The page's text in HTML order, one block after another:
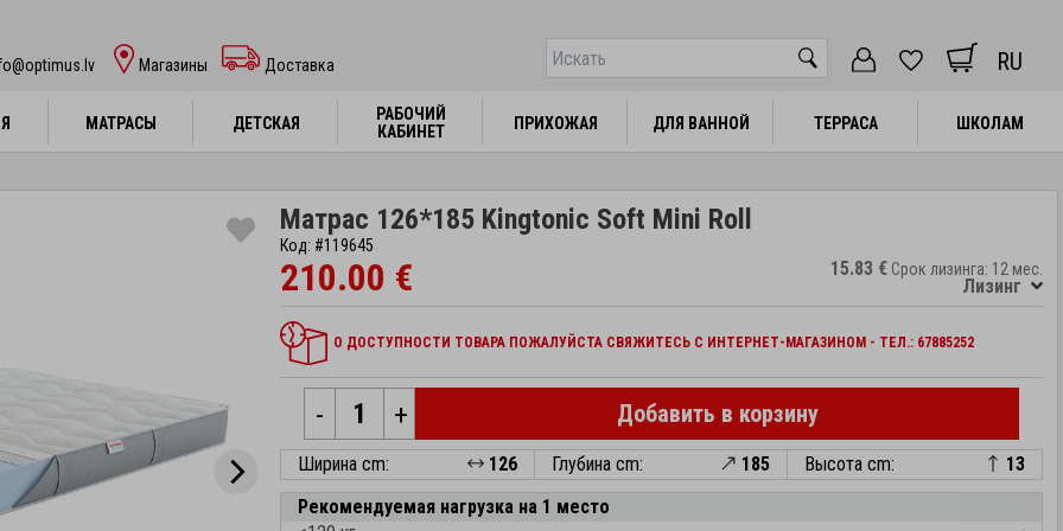
Mагазины Доставка RU
МАТРАСЫ ДЕТСКАЯ
РАБОЧИЙ
КАБИНЕТ
ПРИХОЖАЯ ДЛЯ ВАННОЙ ТЕРРАСА ШКОЛАМ
МАТРАСЫ ДЕТСКАЯ
РАБОЧИЙ
КАБИНЕТ
ПРИХОЖАЯ ДЛЯ ВАННОЙ ТЕРРАСА ШКОЛАМ
Матрас 126*185 Kingtonic Soft Mini Roll
Код: #119645
210.00 € 15.83 € Срок лизинга: 12 мес.
Лизинг
О ДОСТУПНОСТИ ТОВАРА ПОЖАЛУЙСТА СВЯЖИТЕСЬ С ИНТЕРНЕТ-МАГАЗИНОМ - ТЕЛ.: 67885252
- + Добавить в корзину
Ширина cm: 126 Глубина cm: 185 Высота cm:
13
Рекомендуемая нагрузка на 1 место